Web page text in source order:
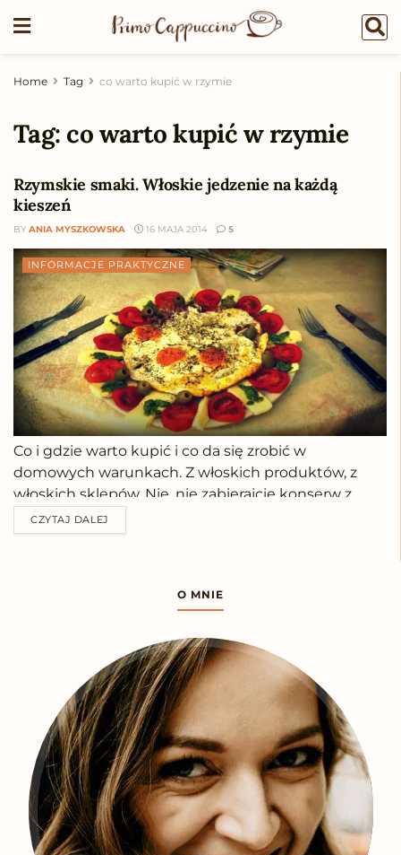
Home Tag co warto kupić w rzymie
Tag:co warto kupić w rzymie
Rzymskie smaki. Włoskie jedzenie na każdą
kieszeń
BY ANIA MYSZKOWSKA 16 MAJA 2014 5
INFORMACJE PRAKTYCZNE
Co i gdzie warto kupić i co da się zrobić w
domowych warunkach. Z włoskich produktów, z
włoskich sklepów. Nie, nie zabierajcie konserw z
Polski! Jakiś czas temu zrobiło się na blogu bardzo
rzymsko. W związku z akcją Rzym Bez Paniki,
ratunek! Dziś więc o tym, jak się wyżywić we
CZYTAJ DALEJ
O MNIE